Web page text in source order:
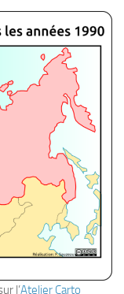
l’Atelier Carto